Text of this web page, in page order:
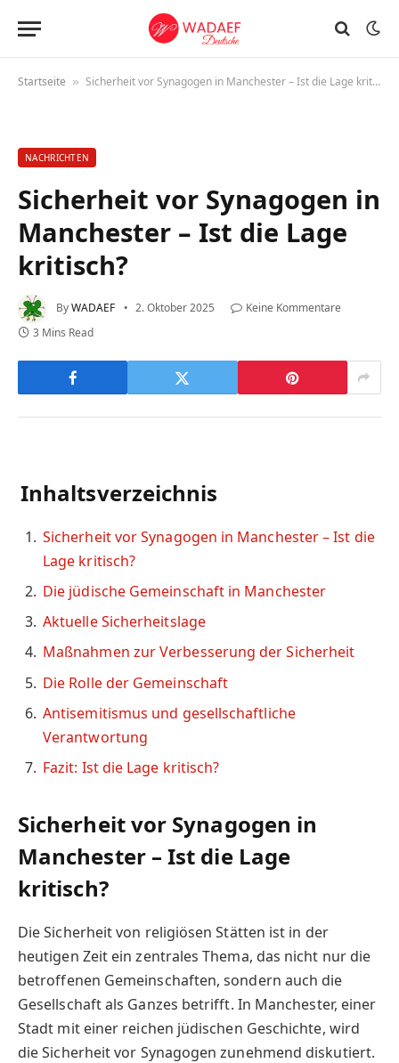
Startseite » Sicherheit vor Synagogen in Manchester – Ist die Lage kritisch?
NACHRICHTEN
Sicherheit vor Synagogen in
Manchester – Ist die Lage
kritisch?
ByWADAEF 2. Oktober 2025
Keine Kommentare
3 Mins Read
Inhaltsverzeichnis
Sicherheit vor Synagogen in Manchester – Ist die
Lage kritisch?
Die jüdische Gemeinschaft in Manchester
Aktuelle Sicherheitslage
Maßnahmen zur Verbesserung der Sicherheit
Die Rolle der Gemeinschaft
Antisemitismus und gesellschaftliche
Verantwortung
Fazit: Ist die Lage kritisch?
Sicherheit vor Synagogen in
Manchester – Ist die Lage
kritisch?
Die Sicherheit von religiösen Stätten ist in der
heutigen Zeit ein zentrales Thema, das nicht nur die
betroffenen Gemeinschaften, sondern auch die
Gesellschaft als Ganzes betrifft. In Manchester, einer
Stadt mit einer reichen jüdischen Geschichte, wird
die Sicherheit vor Synagogen zunehmend diskutiert.